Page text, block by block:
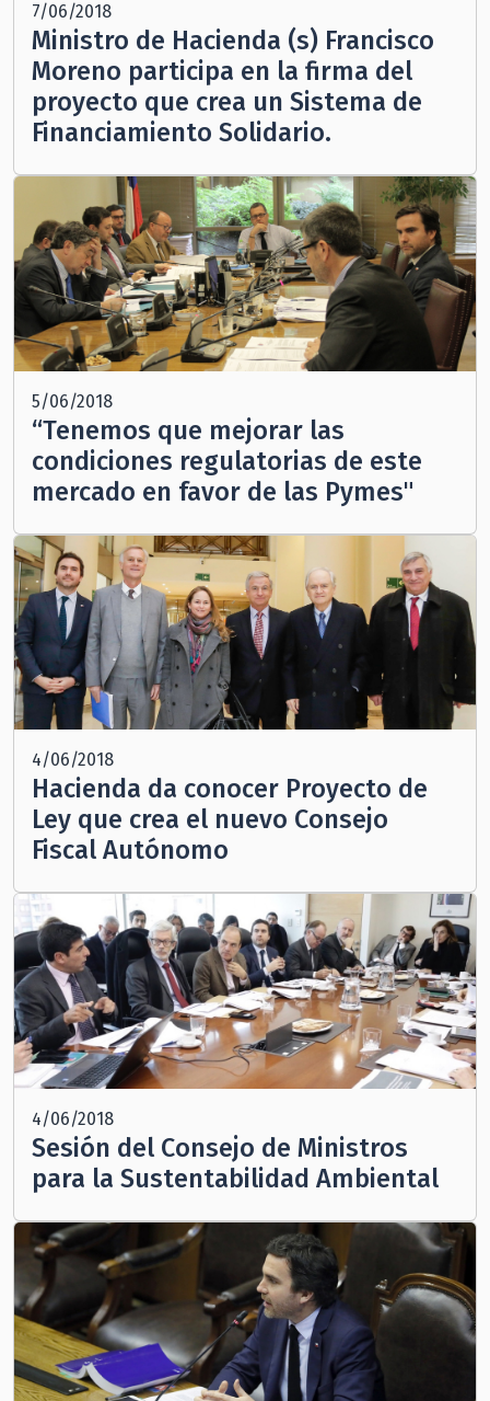
7/06/2018
Ministro de Hacienda (s) Francisco
Moreno participa en la firma del
proyecto que crea un Sistema de
Financiamiento Solidario.
5/06/2018
“Tenemos que mejorar las
condiciones regulatorias de este
mercado en favor de las Pymes"
4/06/2018
Hacienda da conocer Proyecto de
Ley que crea el nuevo Consejo
Fiscal Autónomo
4/06/2018
Sesión del Consejo de Ministros
para la Sustentabilidad Ambiental